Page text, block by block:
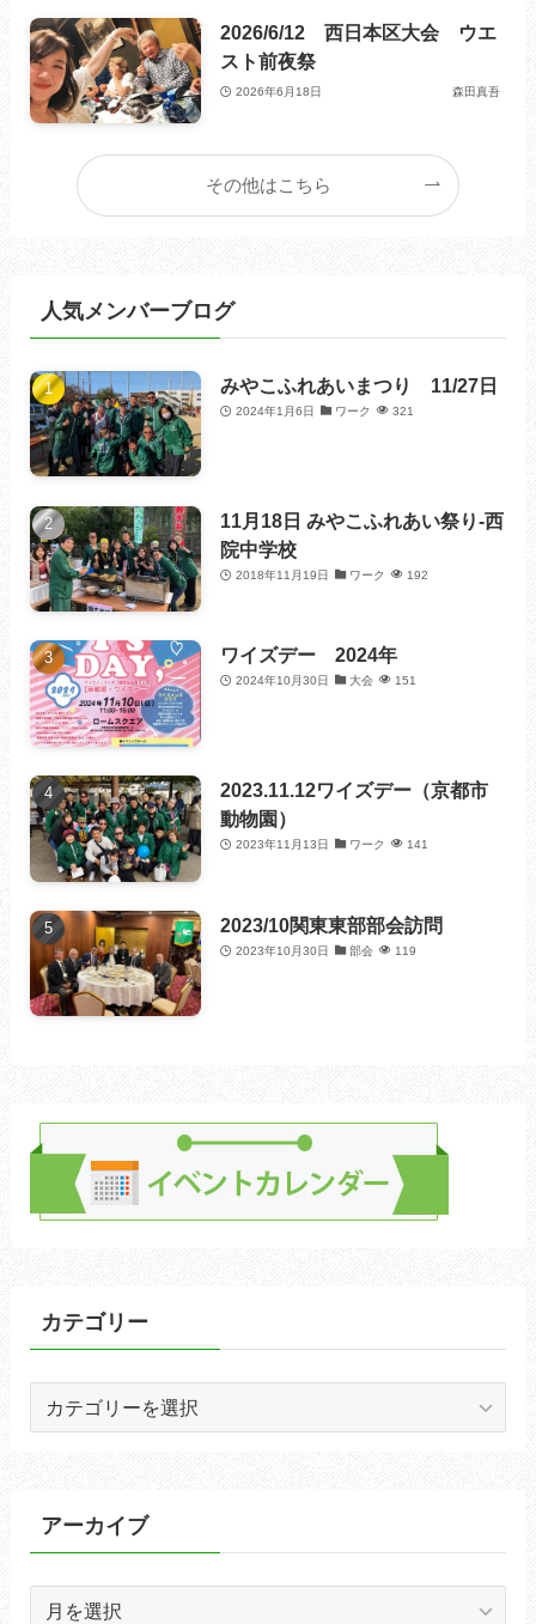
2026/6/12 西日本区大会 ウエ
スト前夜祭
2026年6月18日 森田真吾
その他はこちら
人気メンバーブログ
みやこふれあいまつり 11/27日
2024年1月6日 ワーク 321
11月18日 みやこふれあい祭り-西
院中学校
2018年11月19日 ワーク 192
ワイズデー 2024年
2024年10月30日 大会 151
2023.11.12ワイズデー（京都市
動物園）
2023年11月13日 ワーク 141
2023/10関東東部部会訪問
2023年10月30日 部会 119
カテゴリー
ーアーカイブ